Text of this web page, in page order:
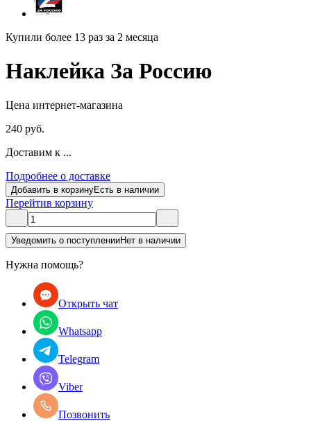
Купили более 13 раз за 2 месяца
Наклейка За Россию
Цена интернет-магазина
240 руб.
Доставим к ...
Подробнее о доставке
Добавить в корзинуЕсть в наличии
Перейтив корзину
Уведомить о поступленииНет в наличии
Нужна помощь?
Открыть чат
Whatsapp
Telegram
Viber
Позвонить